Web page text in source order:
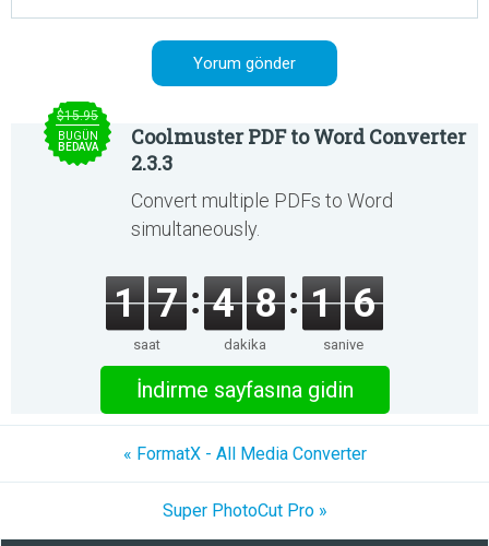
$15.95
BUGÜN
BEDAVA
Coolmuster PDF to Word Converter
2.3.3
Convert multiple PDFs to Word
simultaneously.
1 7
saat
4 8
dakika
1 6
saniye
İndirme sayfasına gidin
« FormatX - All Media Converter
Super PhotoCut Pro »